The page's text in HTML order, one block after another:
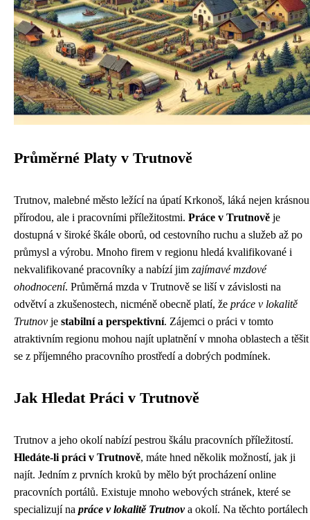
Průměrné Platy v Trutnově
Trutnov, malebné město ležící na úpatí Krkonoš, láká nejen krásnou
přírodou, ale i pracovními příležitostmi. Práce v Trutnově je
dostupná v široké škále oborů, od cestovního ruchu a služeb až po
průmysl a výrobu. Mnoho firem v regionu hledá kvalifikované i
nekvalifikované pracovníky a nabízí jim zajímavé mzdové
ohodnocení. Průměrná mzda v Trutnově se liší v závislosti na
odvětví a zkušenostech, nicméně obecně platí, že práce v lokalitě
Trutnov je stabilní a perspektivní. Zájemci o práci v tomto
atraktivním regionu mohou najít uplatnění v mnoha oblastech a těšit
se z příjemného pracovního prostředí a dobrých podmínek.
Jak Hledat Práci v Trutnově
Trutnov a jeho okolí nabízí pestrou škálu pracovních příležitostí.
Hledáte-li práci v Trutnově, máte hned několik možností, jak ji
najít. Jedním z prvních kroků by mělo být procházení online
pracovních portálů. Existuje mnoho webových stránek, které se
specializují na práce v lokalitě Trutnova okolí. Na těchto portálech